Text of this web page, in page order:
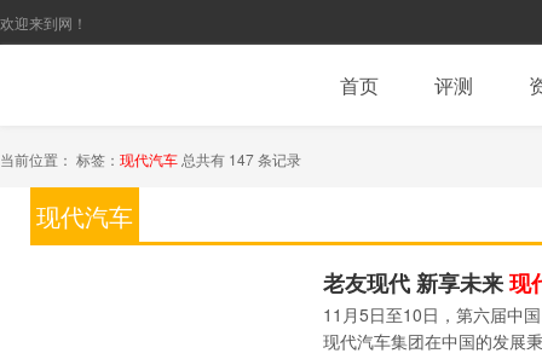
欢迎来到网！
首页 评测
当前位置： 标签： 现代汽车 总共有 147 条记录
现代汽车
老友现代 新享未来现
11月5日至10日，第六届中
现代汽车集团在中国的发展